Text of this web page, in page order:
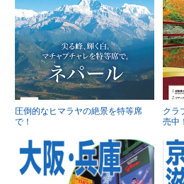
圧倒的なヒマラヤの絶景を特等席
で！
クラ
売中！